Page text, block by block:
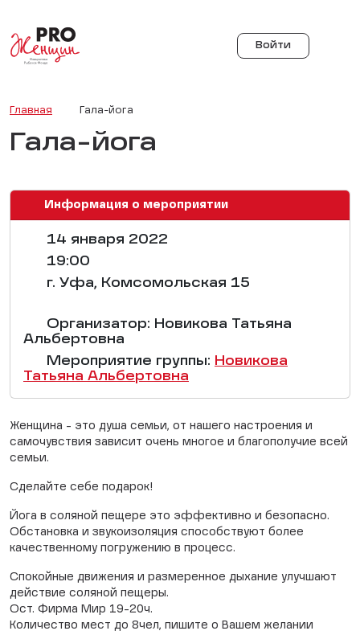
Войти
Главная Гала-йога
Гала-йога
Информация о мероприятии
14 января 2022
19:00
г. Уфа, Комсомольская 15
Организатор: Новикова Татьяна
Альбертовна
Мероприятие группы: Новикова
Татьяна Альбертовна
Женщина - это душа семьи, от нашего настроения и
самочувствия зависит очень многое и благополучие всей
семьи.
Сделайте себе подарок!
Йога в соляной пещере это эффективно и безопасно.
Обстановка и звукоизоляция способствуют более
качественному погружению в процесс.
Спокойные движения и размеренное дыхание улучшают
действие соляной пещеры.
Ост. Фирма Мир 19-20ч.
Количество мест до 8чел, пишите о Вашем желании